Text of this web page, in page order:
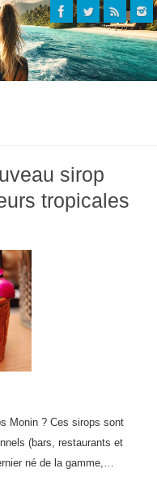
sirop
tropicales
Monin ? Ces sirops sont
(bars, restaurants et
né de la gamme,…